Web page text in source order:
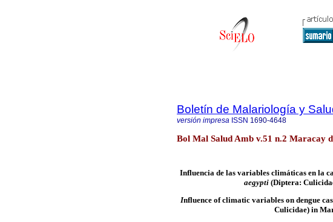
Boletín de Malariología y
versión impresa ISSN 1690-4648
Bol Mal Salud Amb v.51 n.2 Maracay
Influencia de las variables climáticas en la
aegypti (Diptera:
Influence of climatic variables on dengue
Culicidae) in